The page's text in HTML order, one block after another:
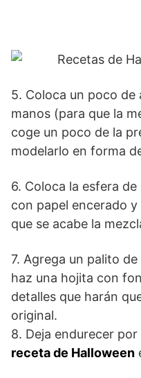
5. Coloca un poco
manos (para que la
coge un poco de la
modelarlo en forma
6. Coloca la esfera
con papel encerado
que se acabe la
7. Agrega un palito
haz una hojita con
detalles que harán
original.
8. Deja endurecer
receta de Halloween